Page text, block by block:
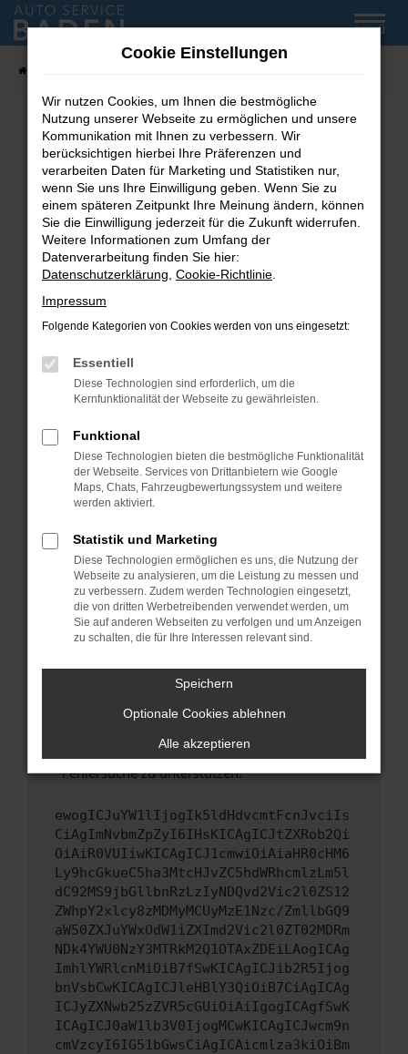
Zum
Hauptinhalt
MENÜ
Fehler: Network Error
Beim Laden ist ein Fehler aufgetreten.
Hier sind ein paar Tipps, die dir helfen können:
Überprüfe deine Firewall und deine
Internetverbindung.
Laden andere Webseiten, zum Beispiel deine
Suchmaschine?
Prüfe deine Browsererweiterungen.
können das Laden bestimmter Seiten
verhindern. Funktioniert die Seite in einem
Fenster?
Starte dein Gerät neu.
Das kann manchmal helfen, vorübergehende
Probleme zu beheben.
Betriebssystem auf dem neuesten Stand
sind.
Veraltete Software birgt nicht nur ein
Sicherheitsrisiko, sondern kann auch dazu
führen, dass bestimmte Funktionen nicht mehr
unterstützt werden.
Wende dich an den Webseitenbetreiber.
Wenn du alle oben genannten Schritte versucht
hast, kontaktiere uns bitte. Wir werden
uns diesen Text schicken, um uns bei der
Fehlersuche zu unterstützen:
ewogICJuYW1lIjogIk5ldHdvcmtFcnJvciIs
CiAgImNvbmZpZyI6IHsKICAgICJtZXRob2Qi
OiAiR0VUIiwKICAgICJ1cmwiOiAiaHR0cHM6
Ly9hcGkueC5ha3MtcHJvZC5hdWRhcmlzLm5l
dC92MS9jbGllbnRzLzIyNDQvd2Vic2l0ZS12
ZWhpY2xlcy8zMDMyMCUyMzE1Nzc/ZmllbGQ9
aW50ZXJuYWxOdW1iZXImd2Vic2l0ZT02MDRm
NDk4YWU0NzY3MTRkM2Q1OTAxZDEiLAogICAg
ImhlYWRlcnMiOiB7fSwKICAgICJib2R5Ijog
bnVsbCwKICAgICJleHBlY3QiOiB7CiAgICAg
ICJyZXNwb25zZVR5cGUiOiAiIgogICAgfSwK
ICAgICJ0aW1lb3V0IjogMCwKICAgICJwcm9n
cmVzcyI6IG51bGwsCiAgICAicmlza3kiOiBm
Cookie Einstellungen
Wir nutzen Cookies, um Ihnen die bestmögliche
Nutzung unserer Webseite zu ermöglichen und unsere
Kommunikation mit Ihnen zu verbessern. Wir
berücksichtigen hierbei Ihre Präferenzen und
verarbeiten Daten für Marketing und Statistiken nur,
wenn Sie uns Ihre Einwilligung geben. Wenn Sie zu
einem späteren Zeitpunkt Ihre Meinung ändern, können
Sie die Einwilligung jederzeit für die Zukunft widerrufen.
Weitere Informationen zum Umfang der
Datenverarbeitung finden Sie hier:
Datenschutzerklärung Cookie-Richtlinie
Impressum
Folgende Kategorien von Cookies werden von uns eingesetzt:
Essentiell
Diese Technologien sind erforderlich, um die
Kernfunktionalität der Webseite zu gewährleisten.
Funktional
Diese Technologien bieten die bestmögliche Funktionalität
der Webseite. Services von Drittanbietern wie Google
Maps, Chats, Fahrzeugbewertungssystem und weitere
werden aktiviert.
Statistik und Marketing
Diese Technologien ermöglichen es uns, die Nutzung der
Webseite zu analysieren, um die Leistung zu messen und
zu verbessern. Zudem werden Technologien eingesetzt,
die von dritten Werbetreibenden verwendet werden, um
Sie auf anderen Webseiten zu verfolgen und um Anzeigen
zu schalten, die für Ihre Interessen relevant sind.
Speichern
Optionale Cookies ablehnen
Alle akzeptieren